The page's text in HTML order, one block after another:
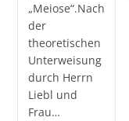
„Meiose“.Nach
der
theoretischen
Unterweisung
durch Herrn
Liebl und
Frau…